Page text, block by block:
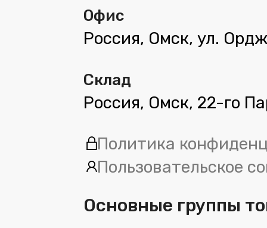
Офис
Россия, Омск, ул.
Склад
Россия, Омск, 22-го
Политика
Пользовательское
Основные группы